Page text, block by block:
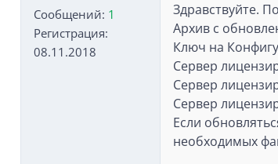
Сообщений: 1
Регистрация:
08.11.2018
Здравствуйте.
Архив с
Ключ на
Сервер
Сервер
Сервер
Если
необходимых